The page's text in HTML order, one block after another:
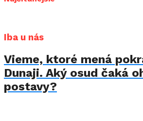
Iba u nás
Vieme, ktoré mená
Dunaji. Aký osud čaká
postavy?